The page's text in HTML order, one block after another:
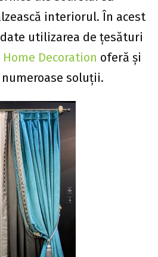
interiorul. În acest
utilizarea de ţesături
Decoration oferă şi
soluţii.